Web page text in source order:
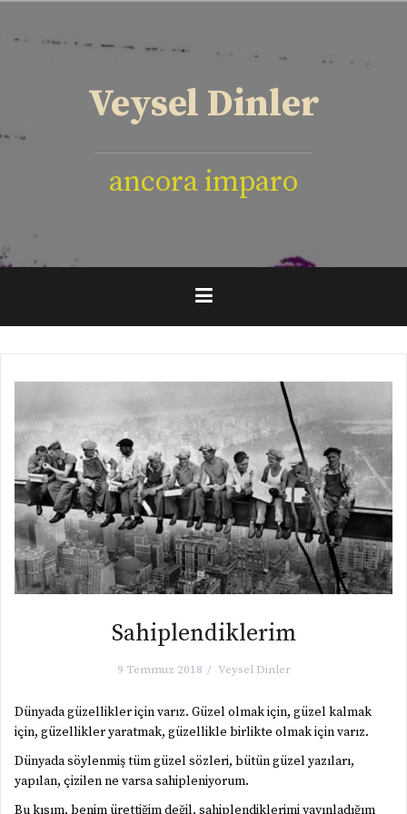
Veysel Dinler
ancora imparo
Sahiplendiklerim
9 Temmuz 2018 Veysel Dinler
Dünyada güzellikler için varız. Güzel olmak için, güzel kalmak
için, güzellikler yaratmak, güzellikle birlikte olmak için varız.
Dünyada söylenmiş tüm güzel sözleri, bütün güzel yazıları,
yapılan, çizilen ne varsa sahipleniyorum.
Bu kısım, benim ürettiğim değil, sahiplendiklerimi yayınladığım